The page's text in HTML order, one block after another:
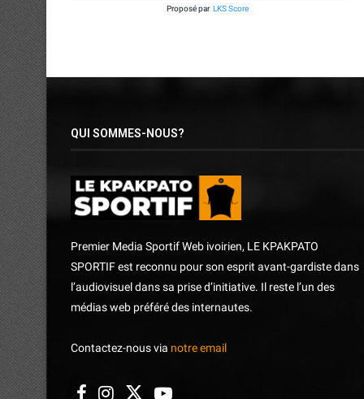
Proposé par LKS Score
QUI SOMMES-NOUS?
Premier Media Sportif Web ivoirien, LE KPAKPATO
SPORTIF est reconnu pour son esprit avant-gardiste dans
l’audiovisuel dans sa prise d’initiative. Il reste l’un des
médias web préféré des internautes.
Contactez-nous via notre email